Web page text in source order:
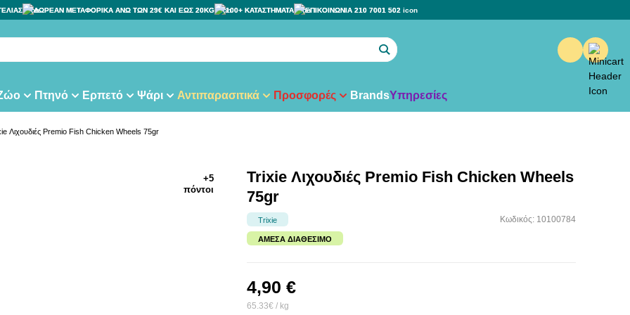
ΔΩΡΕΑΝ ΜΕΤΑΦΟΡΙΚΑ ΑΝΩ ΤΩΝ 29€ ΚΑΙ ΕΩΣ 20KG 100+ ΚΑΤΑΣΤΗΜΑΤΑ ΕΠΙΚΟΙΝΩΝΙΑ 210 7001 502
Πτηνό Ερπετό Ψάρι Αντιπαρασιτικά Προσφορές BrandsΥπηρεσίες
Λιχουδιές Premio Fish Chicken Wheels 75gr
+5
πόντοι
Trixie Λιχουδιές Premio Fish Chicken Wheels
75gr
Trixie Κωδικός: 10100784
ΆΜΕΣΑ ΔΙΑΘΈΣΙΜΟ
4,90 €
65.33€ / kg